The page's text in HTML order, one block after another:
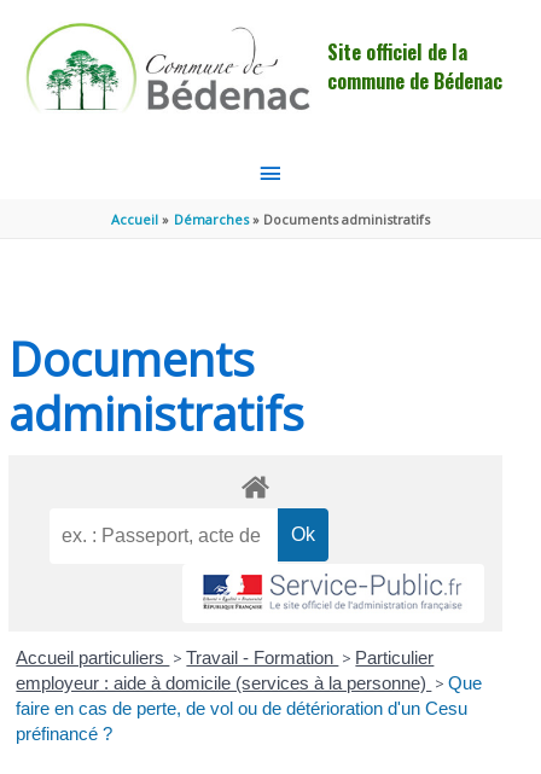
Site officiel de la
commune de Bédenac
MENU
PRINCIPAL
Accueil Démarches Documents administratifs
Documents
administratifs
Accueil particuliers > Travail - Formation > Particulier
employeur : aide à domicile (services à la personne) > Que
faire en cas de perte, de vol ou de détérioration d'un Cesu
préfinancé ?